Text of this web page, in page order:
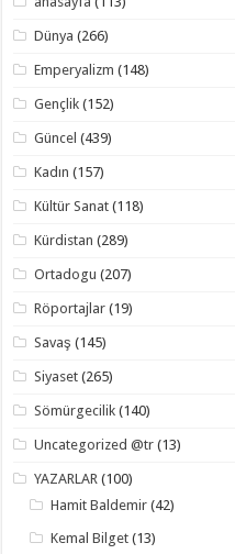
Dünya (266)
Emperyalizm (148)
Gençlik (152)
Güncel (439)
Kadın (157)
Kültür Sanat (118)
Kürdistan (289)
Ortadogu (207)
Röportajlar (19)
Savaş (145)
Siyaset (265)
Sömürgecilik (140)
Uncategorized @tr (13)
YAZARLAR (100)
Hamit Baldemir (42)
Kemal Bilget (13)